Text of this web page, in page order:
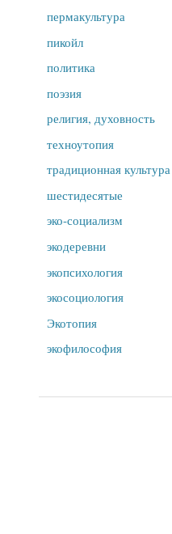
пермакультура
пикойл
политика
поэзия
религия, духовность
техноутопия
традиционная культура
шестидесятые
эко-социализм
экодеревни
экопсихология
экосоциология
Экотопия
экофилософия